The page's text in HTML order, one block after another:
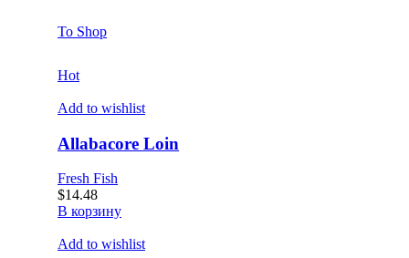
To Shop
Hot
Add to wishlist
Allabacore Loin
Fresh Fish
$14.48
В корзину
Add to wishlist